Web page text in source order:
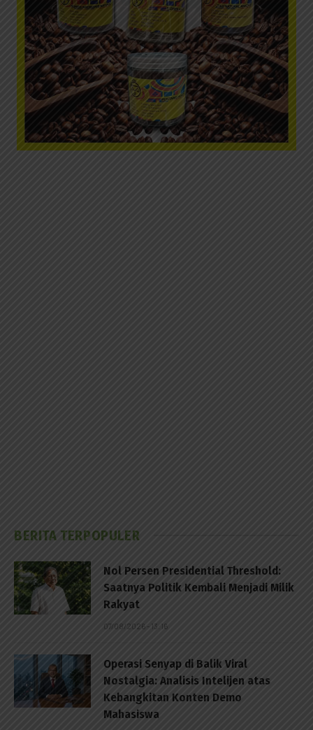
BERITA TERPOPULER
Nol Persen Presidential Threshold:
Saatnya Politik Kembali Menjadi Milik
Rakyat
07/08/2026 - 13:16
Operasi Senyap di Balik Viral
Nostalgia: Analisis Intelijen atas
Kebangkitan Konten Demo
Mahasiswa